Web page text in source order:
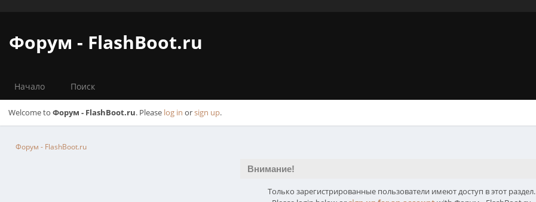
Форум - FlashBoot.ru
Начало Поиск
Welcome to Форум - FlashBoot.ru. Please log in orsign up.
Форум - FlashBoot.ru
Внимание!
Только зарегистрированные пользователи имеют доступ в этот раздел.